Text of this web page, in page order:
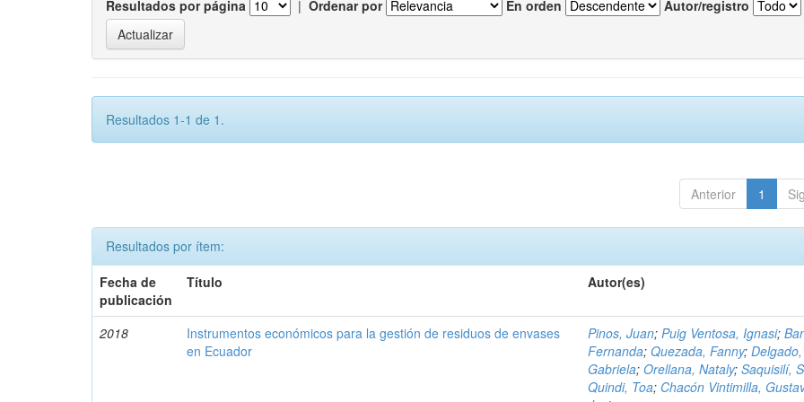
Resultados por página | Ordenar por En orden Autor/registro
Resultados 1-1 de 1.
Anterior 1
Resultados por ítem:
Fecha de
publicación
Título Autor(es)
2018
Instrumentos económicos para la gestión de residuos de envases
en Ecuador
Pinos, Juan;Puig Ventosa, Ignasi;
Fernanda;Quezada, Fanny;Delgado,
Gabriela;Orellana, Nataly;Saquisilí,
Quindi, Toa; Chacón Vintimilla,